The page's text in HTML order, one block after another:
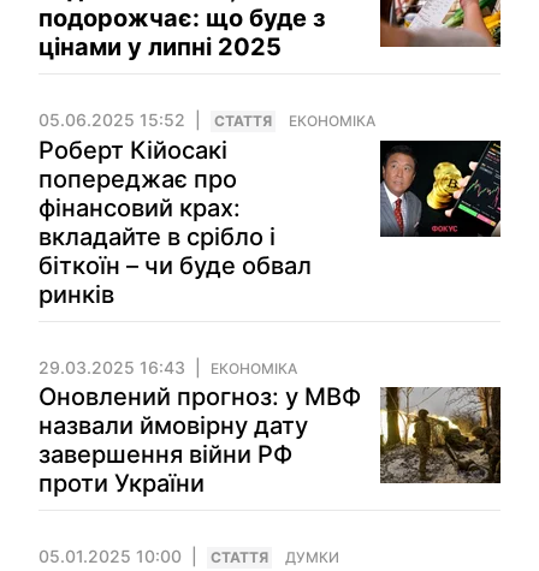
подорожчає: що буде з
цінами у липні 2025
05.06.2025 15:52 СТАТТЯ ЕКОНОМІКА
Роберт Кійосакі
попереджає про
фінансовий крах:
вкладайте в срібло і
біткоїн – чи буде обвал
ринків
29.03.2025 16:43 ЕКОНОМІКА
Оновлений прогноз: у МВФ
назвали ймовірну дату
завершення війни РФ
проти України
05.01.2025 10:00 СТАТТЯ ДУМКИ